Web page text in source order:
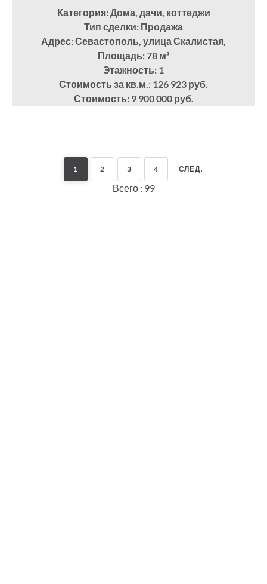
Категория: Дома, дачи, коттеджи
Тип сделки: Продажа
Адрес: Севастополь, улица Скалистая,
Площадь: 78 м²
Этажность: 1
Стоимость за кв.м.: 126 923 руб.
Стоимость: 9 900 000 руб.
1 2 3 4 СЛЕД.
Всего : 99